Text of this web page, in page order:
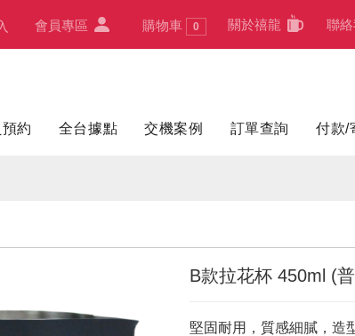
會員專區 購物車 0 關於禧龍 聯
約 全台據點 交機案例 訂單查詢 付款/
B款拉花杯 450ml (
堅固耐用，質感細膩，造